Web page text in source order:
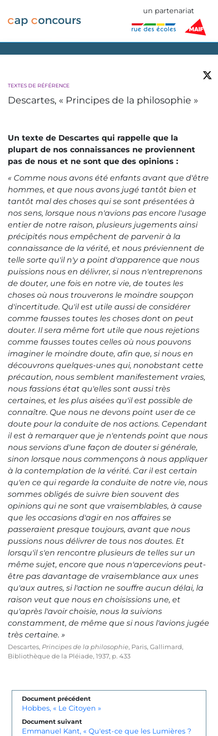
un partenariat
TEXTES DE RÉFÉRENCE
Descartes, « Principes de la philosophie »
Un texte de Descartes qui rappelle que la
plupart de nos connaissances ne proviennent
pas de nous et ne sont que des opinions :
« Comme nous avons été enfants avant que d'être
hommes, et que nous avons jugé tantôt bien et
tantôt mal des choses qui se sont présentées à
nos sens, lorsque nous n'avions pas encore l'usage
entier de notre raison, plusieurs jugements ainsi
précipités nous empêchent de parvenir à la
connaissance de la vérité, et nous préviennent de
telle sorte qu'il n'y a point d'apparence que nous
puissions nous en délivrer, si nous n'entreprenons
de douter, une fois en notre vie, de toutes les
choses où nous trouverons le moindre soupçon
d'incertitude. Qu'il est utile aussi de considérer
comme fausses toutes les choses dont on peut
douter. Il sera même fort utile que nous rejetions
comme fausses toutes celles où nous pouvons
imaginer le moindre doute, afin que, si nous en
découvrons quelques-unes qui, nonobstant cette
précaution, nous semblent manifestement vraies,
nous fassions état qu'elles sont aussi très
certaines, et les plus aisées qu'il est possible de
connaître. Que nous ne devons point user de ce
doute pour la conduite de nos actions. Cependant
il est à remarquer que je n'entends point que nous
nous servions d'une façon de douter si générale,
sinon lorsque nous commençons à nous appliquer
à la contemplation de la vérité. Car il est certain
qu'en ce qui regarde la conduite de notre vie, nous
sommes obligés de suivre bien souvent des
opinions qui ne sont que vraisemblables, à cause
que les occasions d'agir en nos affaires se
passeraient presque toujours, avant que nous
pussions nous délivrer de tous nos doutes. Et
lorsqu'il s'en rencontre plusieurs de telles sur un
même sujet, encore que nous n'apercevions peut-
être pas davantage de vraisemblance aux unes
qu'aux autres, si l'action ne souffre aucun délai, la
raison veut que nous en choisissions une, et
qu'après l'avoir choisie, nous la suivions
constamment, de même que si nous l'avions jugée
très certaine. »
Descartes, Principes de la philosophie, Paris, Gallimard,
Bibliothèque de la Pléiade, 1937, p. 433
Document précédent
Hobbes, « Le Citoyen »
Document suivant
Emmanuel Kant, « Qu'est-ce que les Lumières ?